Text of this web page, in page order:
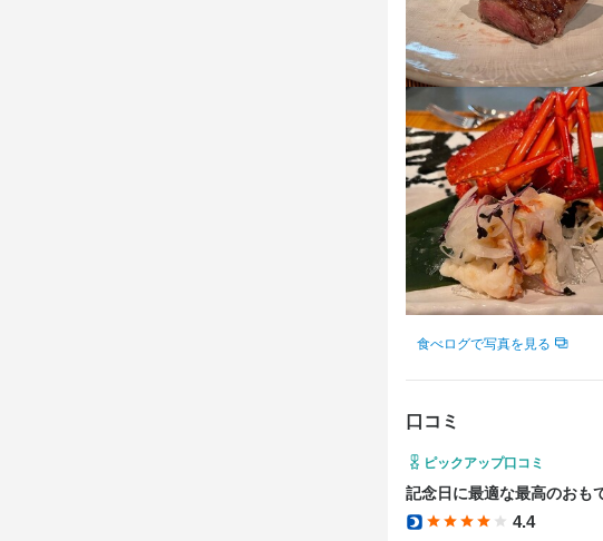
食べログで写真を見る
口コミ
ピックアップ口コミ
記念日に最適な最高のおも
4.4
正社員 調理
バイト ホー
バイト 皿洗
正社員 調理
正社員 調理
バイト ホー
正社員 調理
バイト ホー
正社員 調理
店名
鉄板グリル鎌倉山
勤務地
神奈川県藤沢市南藤沢2-1-
連絡先
046-627-1617
法人名・事業者名
株式会社エコノミー湘南
最終更新日2025/10/05